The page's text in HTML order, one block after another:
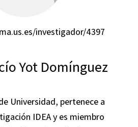
investigador/4397
Yot Domínguez
Universidad, pertenece a
IDEA y es miembro